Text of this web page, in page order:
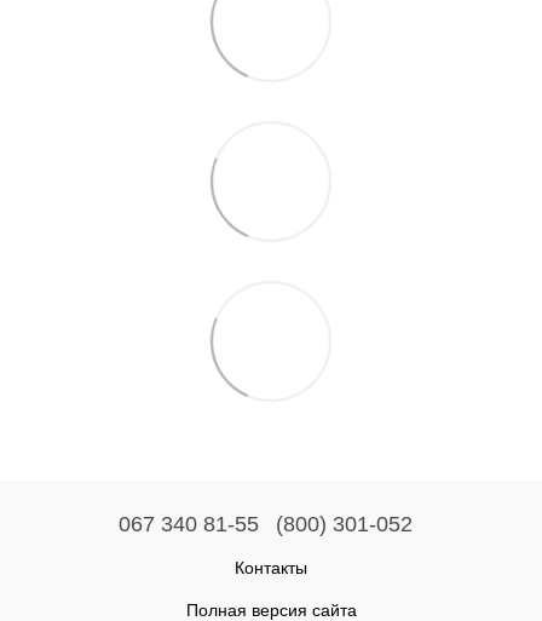
067 340 81-55 (800) 301-052
Контакты
Полная версия сайта